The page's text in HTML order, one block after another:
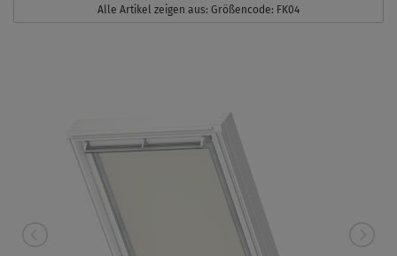
Alle Artikel zeigen aus: Größencode: FK04